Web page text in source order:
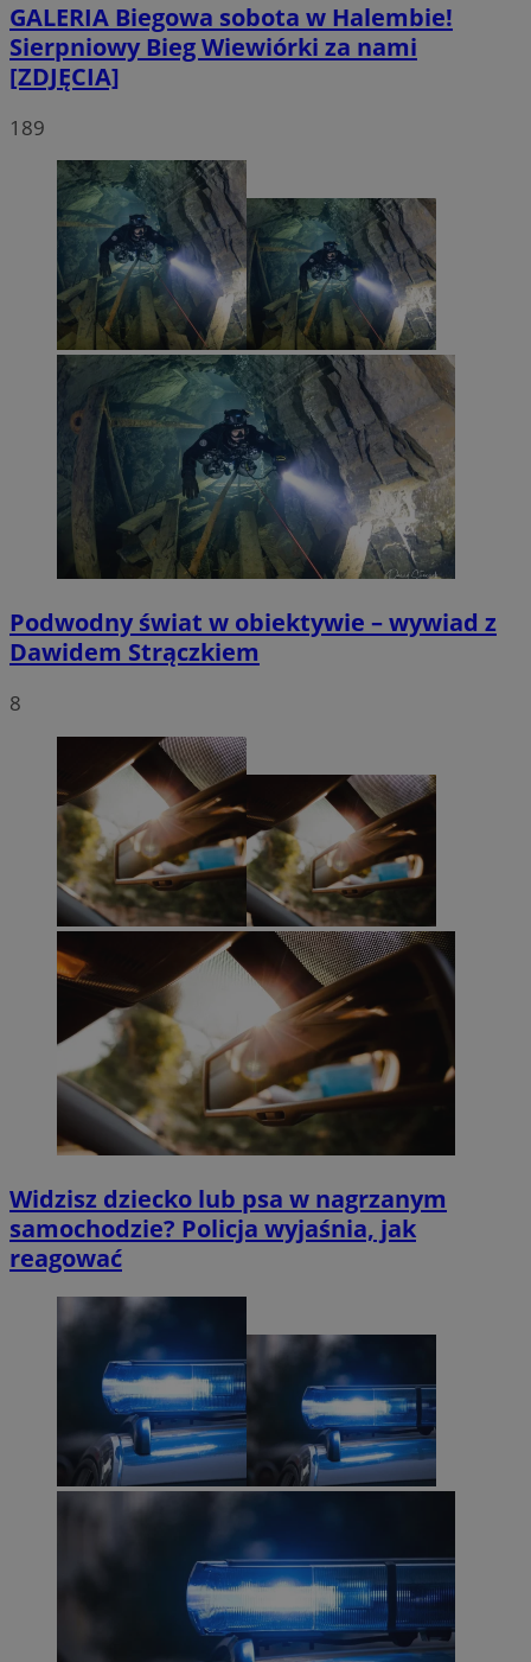
GALERIA Biegowa sobota w Halembie!
Sierpniowy Bieg Wiewiórki za nami
[ZDJĘCIA]
189
Podwodny świat w obiektywie – wywiad z
Dawidem Strączkiem
8
Widzisz dziecko lub psa w nagrzanym
samochodzie? Policja wyjaśnia, jak
reagować